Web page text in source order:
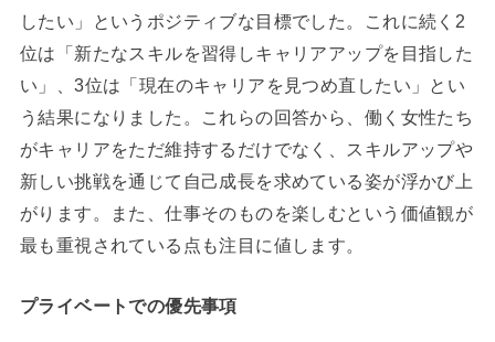
したい」というポジティブな目標でした。これに続く2
位は「新たなスキルを習得しキャリアアップを目指した
い」、3位は「現在のキャリアを見つめ直したい」とい
う結果になりました。これらの回答から、働く女性たち
がキャリアをただ維持するだけでなく、スキルアップや
新しい挑戦を通じて自己成長を求めている姿が浮かび上
がります。また、仕事そのものを楽しむという価値観が
最も重視されている点も注目に値します。
プライベートでの優先事項